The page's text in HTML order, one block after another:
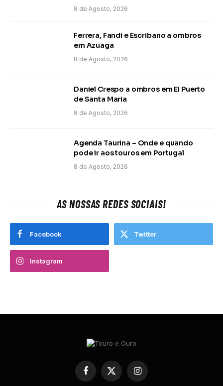
8 de Agosto, 2026
Ferrera, Fandi e Escribano a ombros
em Azuaga
8 de Agosto, 2026
Daniel Crespo a ombros em El Puerto
de Santa Maria
8 de Agosto, 2026
Agenda Taurina – Onde e quando
pode ir aos touros em Portugal
8 de Agosto, 2026
AS NOSSAS REDES SOCIAIS!
Facebook Twitter
Instagram
Facebook
X
(Twitter)
Instagram